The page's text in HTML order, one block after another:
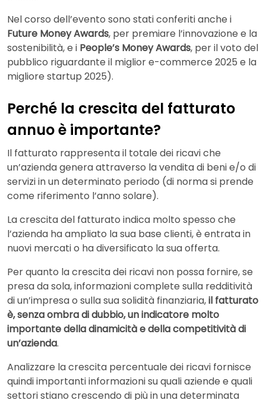
Nel corso dell’evento sono stati conferiti anche i
Future Money Awards, per premiare l’innovazione e la
sostenibilità, e i People’s Money Awards, per il voto del
pubblico riguardante il miglior e-commerce 2025 e la
migliore startup 2025).
Perché la crescita del fatturato
annuo è importante?
Il fatturato rappresenta il totale dei ricavi che
un’azienda genera attraverso la vendita di beni e/o di
servizi in un determinato periodo (di norma si prende
come riferimento l’anno solare).
La crescita del fatturato indica molto spesso che
l’azienda ha ampliato la sua base clienti, è entrata in
nuovi mercati o ha diversificato la sua offerta.
Per quanto la crescita dei ricavi non possa fornire, se
presa da sola, informazioni complete sulla redditività
di un’impresa o sulla sua solidità finanziaria,il fatturato
è, senza ombra di dubbio, un indicatore molto
importante della dinamicità e della competitività di
un’azienda.
Analizzare la crescita percentuale dei ricavi fornisce
quindi importanti informazioni su quali aziende e quali
settori stiano crescendo di più in una determinata